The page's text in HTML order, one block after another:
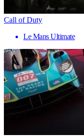
Call of Duty
Le Mans Ultimate